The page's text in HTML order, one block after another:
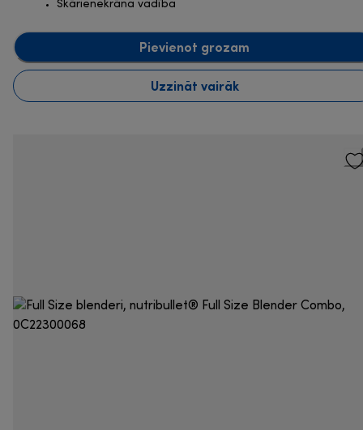
Skārienekrāna vadība
Pievienot grozam
Uzzināt vairāk